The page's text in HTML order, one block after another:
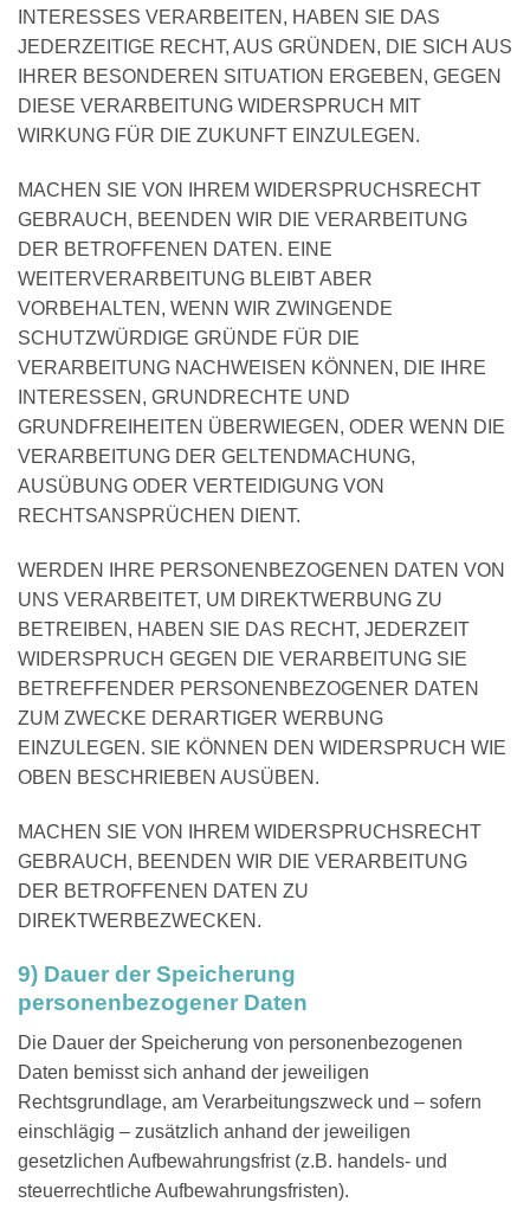
INTERESSES VERARBEITEN, HABEN SIE DAS
JEDERZEITIGE RECHT, AUS GRÜNDEN, DIE SICH AUS
IHRER BESONDEREN SITUATION ERGEBEN, GEGEN
DIESE VERARBEITUNG WIDERSPRUCH MIT
WIRKUNG FÜR DIE ZUKUNFT EINZULEGEN.
MACHEN SIE VON IHREM WIDERSPRUCHSRECHT
GEBRAUCH, BEENDEN WIR DIE VERARBEITUNG
DER BETROFFENEN DATEN. EINE
WEITERVERARBEITUNG BLEIBT ABER
VORBEHALTEN, WENN WIR ZWINGENDE
SCHUTZWÜRDIGE GRÜNDE FÜR DIE
VERARBEITUNG NACHWEISEN KÖNNEN, DIE IHRE
INTERESSEN, GRUNDRECHTE UND
GRUNDFREIHEITEN ÜBERWIEGEN, ODER WENN DIE
VERARBEITUNG DER GELTENDMACHUNG,
AUSÜBUNG ODER VERTEIDIGUNG VON
RECHTSANSPRÜCHEN DIENT.
WERDEN IHRE PERSONENBEZOGENEN DATEN VON
UNS VERARBEITET, UM DIREKTWERBUNG ZU
BETREIBEN, HABEN SIE DAS RECHT, JEDERZEIT
WIDERSPRUCH GEGEN DIE VERARBEITUNG SIE
BETREFFENDER PERSONENBEZOGENER DATEN
ZUM ZWECKE DERARTIGER WERBUNG
EINZULEGEN. SIE KÖNNEN DEN WIDERSPRUCH WIE
OBEN BESCHRIEBEN AUSÜBEN.
MACHEN SIE VON IHREM WIDERSPRUCHSRECHT
GEBRAUCH, BEENDEN WIR DIE VERARBEITUNG
DER BETROFFENEN DATEN ZU
DIREKTWERBEZWECKEN.
9) Dauer der Speicherung
personenbezogener Daten
Die Dauer der Speicherung von personenbezogenen
Daten bemisst sich anhand der jeweiligen
Rechtsgrundlage, am Verarbeitungszweck und – sofern
einschlägig – zusätzlich anhand der jeweiligen
gesetzlichen Aufbewahrungsfrist (z.B. handels- und
steuerrechtliche Aufbewahrungsfristen).